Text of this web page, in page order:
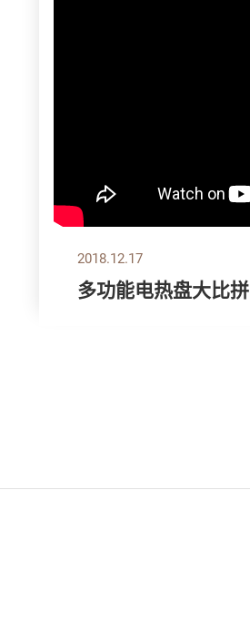
2018.12.17
多功能电热盘大比拼